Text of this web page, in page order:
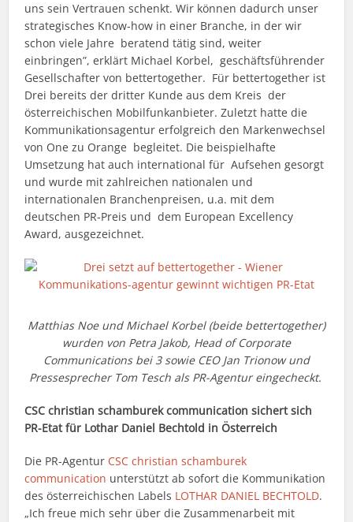
uns sein Vertrauen schenkt. Wir können dadurch unser
strategisches Know-how in einer Branche, in der wir
schon viele Jahre beratend tätig sind, weiter
einbringen”, erklärt Michael Korbel, geschäftsführender
Gesellschafter von bettertogether. Für bettertogether ist
Drei bereits der dritter Kunde aus dem Kreis der
österreichischen Mobilfunkanbieter. Zuletzt hatte die
Kommunikationsagentur erfolgreich den Markenwechsel
von One zu Orange begleitet. Die beispielhafte
Umsetzung hat auch international für Aufsehen gesorgt
und wurde mit zahlreichen nationalen und
internationalen Branchenpreisen, u.a. mit dem
deutschen PR-Preis und dem European Excellency
Award, ausgezeichnet.
Matthias Noe und Michael Korbel (beide bettertogether)
wurden von Petra Jakob, Head of Corporate
Communications bei 3 sowie CEO Jan Trionow und
Pressesprecher Tom Tesch als PR-Agentur eingecheckt.
CSC christian schamburek communication sichert sich
PR-Etat für Lothar Daniel Bechtold in Österreich
Die PR-Agentur CSC christian schamburek
communication unterstützt ab sofort die Kommunikation
des österreichischen Labels LOTHAR DANIEL BECHTOLD.
„Ich freue mich sehr über die Zusammenarbeit mit